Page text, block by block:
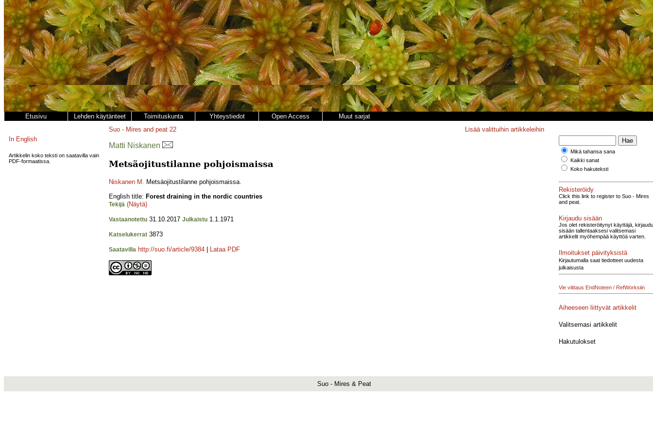
Etusivu Lehden käytänteet Toimituskunta Yhteystiedot Open Access Muut sarjat
In English
Artikkelin koko teksti on saatavilla vain
PDF-formaatissa.
Suo - Mires and peat 22 Lisää valittuihin artikkeleihin
Matti Niskanen
Metsäojitustilanne pohjoismaissa
Niskanen M. Metsäojitustilanne pohjoismaissa.
English title: Forest draining in the nordic countries
Tekijä (Näytä)
Vastaanotettu 31.10.2017 Julkaistu 1.1.1971
Katselukerrat 3873
Saatavilla http://suo.fi/article/9384 Lataa PDF
Mikä tahansa sana
Kaikki sanat
Koko hakuteksti
Rekisteröidy
Click this link to register to Suo - Mires
and peat.
Kirjaudu sisään
Jos olet rekisteröitynyt käyttäjä, kirjaudu
sisään tallentaaksesi valitsemasi
artikkelit myöhempää käyttöä varten.
Ilmoitukset päivityksistä
Kirjautumalla saat tiedotteet uudesta
julkaisusta
Vie viittaus EndNoteen / RefWorksiin
Aiheeseen liittyvät artikkelit
Valitsemasi artikkelit
Hakutulokset
Suo - Mires & Peat